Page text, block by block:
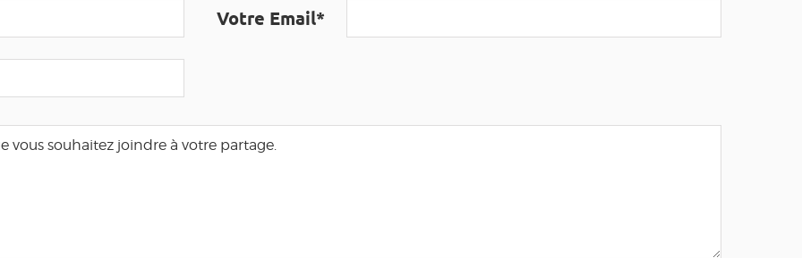
Votre Email*